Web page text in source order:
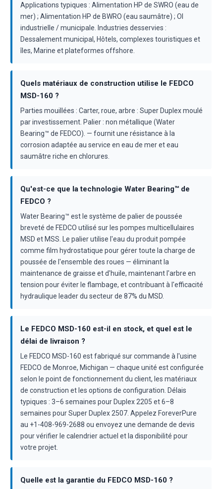
Applications typiques : Alimentation HP de SWRO (eau de
mer) ; Alimentation HP de BWRO (eau saumâtre) ; OI
industrielle / municipale. Industries desservies :
Dessalement municipal, Hôtels, complexes touristiques et
îles, Marine et plateformes offshore.
Quels matériaux de construction utilise le FEDCO
MSD-160 ?
Parties mouillées : Carter, roue, arbre : Super Duplex moulé
par investissement. Palier : non métallique (Water
Bearing™ de FEDCO). — fournit une résistance à la
corrosion adaptée au service en eau de mer et eau
saumâtre riche en chlorures.
Qu'est-ce que la technologie Water Bearing™ de
FEDCO ?
Water Bearing™ est le système de palier de poussée
breveté de FEDCO utilisé sur les pompes multicellulaires
MSD et MSS. Le palier utilise l'eau du produit pompée
comme film hydrostatique pour gérer toute la charge de
poussée de l'ensemble des roues — éliminant la
maintenance de graisse et d'huile, maintenant l'arbre en
tension pour éviter le flambage, et contribuant à l'efficacité
hydraulique leader du secteur de 87% du MSD.
Le FEDCO MSD-160 est-il en stock, et quel est le
délai de livraison ?
Le FEDCO MSD-160 est fabriqué sur commande à l'usine
FEDCO de Monroe, Michigan — chaque unité est configurée
selon le point de fonctionnement du client, les matériaux
de construction et les options de configuration. Délais
typiques : 3–6 semaines pour Duplex 2205 et 6–8
semaines pour Super Duplex 2507. Appelez ForeverPure
au +1-408-969-2688 ou envoyez une demande de devis
pour vérifier le calendrier actuel et la disponibilité pour
votre projet.
Quelle est la garantie du FEDCO MSD-160 ?